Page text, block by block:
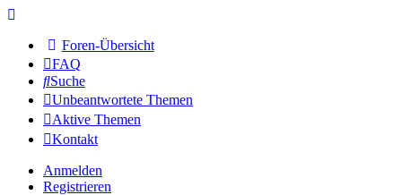
Foren-Übersicht
FAQ
Suche
Unbeantwortete Themen
Aktive Themen
Kontakt
Anmelden
Registrieren